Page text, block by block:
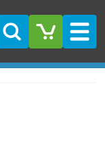
Suche